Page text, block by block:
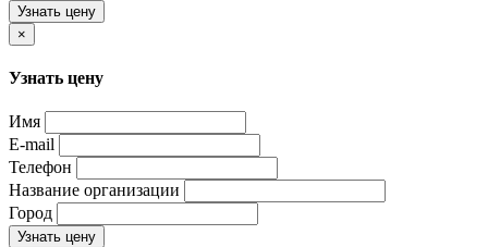
Узнать цену
×
Узнать цену
Имя
E-mail
Телефон
Название организации
Город
Узнать цену